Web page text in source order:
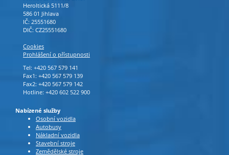
Heroltická 5111/8
586 01 Jihlava
IČ: 25551680
DIČ: CZ25551680
Cookies
Prohlášení o přístupnosti
Tel: +420 567 579 141
Fax1: +420 567 579 139
Fax2: +420 567 579 142
Hotline: +420 602 522 900
Nabízené služby
Osobní vozidla
Autobusy
Nákladní vozidla
Stavební stroje
Zemědělské stroje